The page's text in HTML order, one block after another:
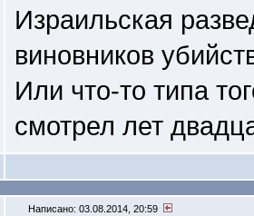
Израильская
виновников
Или что-то типа
смотрел лет
Написано: 03.08.2014, 20:59